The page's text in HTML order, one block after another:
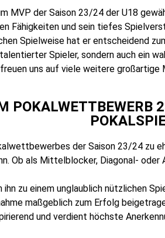
MVP der Saison 23/24 der U18
Fähigkeiten und sein tiefes
Spielweise hat er entscheidend
Spieler, sondern auch ein
uns auf viele weitere
POKALWETTBEWERB
der Saison 23/24 zu
Ob als Mittelblocker, Diagonal-
zu einem unglaublich nützlichen
maßgeblich zum Erfolg
und verdient höchste